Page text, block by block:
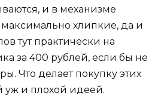
и в механизме
хлипкие, да и
тут практически на
за 400 рублей, если бы не
Что делает покупку этих
уж и плохой идеей.